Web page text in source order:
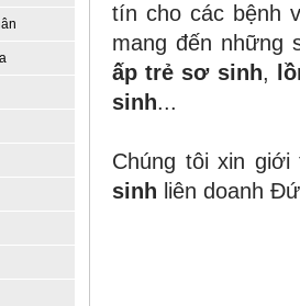
tín cho các bệnh
mang đến những
ấp trẻ sơ sinh,
sinh...
Chúng tôi xin
sinh liên doanh